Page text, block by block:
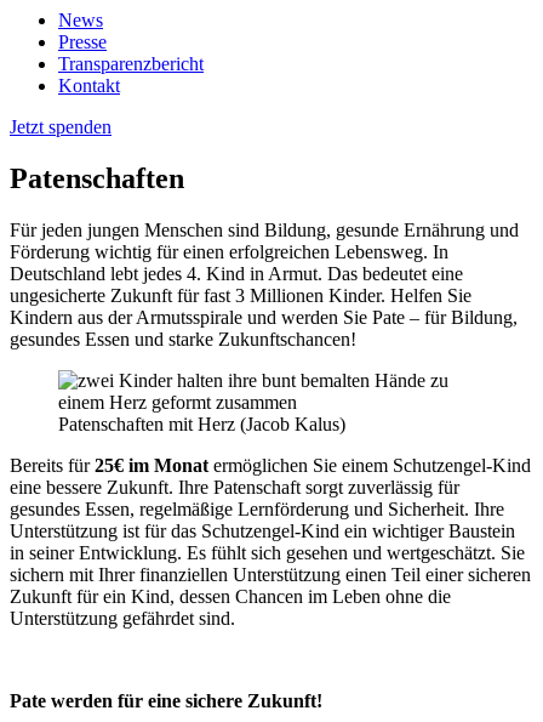
News
Presse
Transparenzbericht
Kontakt
Jetzt spenden
Patenschaften
Für jeden jungen Menschen sind Bildung, gesunde Ernährung und
Förderung wichtig für einen erfolgreichen Lebensweg. In
Deutschland lebt jedes 4. Kind in Armut. Das bedeutet eine
ungesicherte Zukunft für fast 3 Millionen Kinder. Helfen Sie
Kindern aus der Armutsspirale und werden Sie Pate – für Bildung,
gesundes Essen und starke Zukunftschancen!
Patenschaften mit Herz (Jacob Kalus)
Bereits für25€ im Monat ermöglichen Sie einem Schutzengel-Kind
eine bessere Zukunft. Ihre Patenschaft sorgt zuverlässig für
gesundes Essen, regelmäßige Lernförderung und Sicherheit. Ihre
Unterstützung ist für das Schutzengel-Kind ein wichtiger Baustein
in seiner Entwicklung. Es fühlt sich gesehen und wertgeschätzt. Sie
sichern mit Ihrer finanziellen Unterstützung einen Teil einer sicheren
Zukunft für ein Kind, dessen Chancen im Leben ohne die
Unterstützung gefährdet sind.
Pate werden für eine sichere Zukunft!